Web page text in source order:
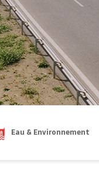
Eau & Environnement